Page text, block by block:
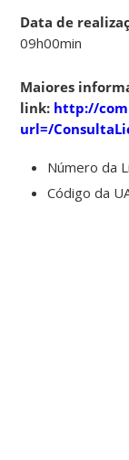
Data de
09h00min
Maiores
link: http://
url=/
Número da
Código da